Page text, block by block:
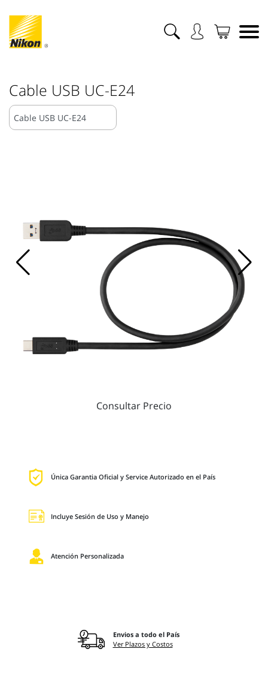
Cable USB UC-E24
Consultar Precio
Única Garantia Oficial y Service Autorizado en el País
Incluye Sesión de Uso y Manejo
Atención Personalizada
Envios a todo el País
Ver Plazos y Costos